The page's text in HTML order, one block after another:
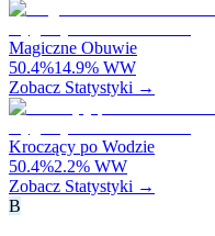
Magiczne Obuwie
50.4%14.9% WW
Zobacz Statystyki →
Kroczący po Wodzie
50.4%2.2% WW
Zobacz Statystyki →
B